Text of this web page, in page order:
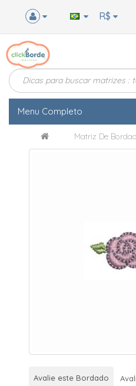
R$
Menu Completo
Matriz De
Avalie este Bordado